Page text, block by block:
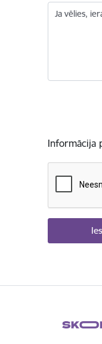
Ja vēlies,
Informācija